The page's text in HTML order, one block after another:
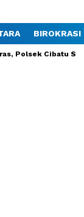
BIROKRASI
Polsek Cibatu